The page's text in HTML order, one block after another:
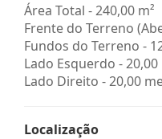
Área Total - 240,00 m²
Frente do Terreno
Fundos do Terreno -
Lado Esquerdo -
Lado Direito - 20,00
Localização